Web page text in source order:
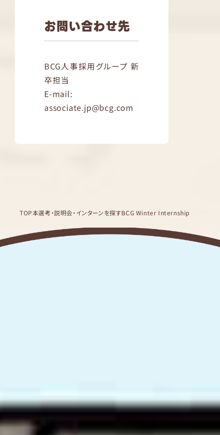
お問い合わせ先
BCG人事採用グループ 新
卒担当
E-mail:
associate.jp@bcg.com
TOP本選考・説明会・インターンを探すBCG Winter Internship